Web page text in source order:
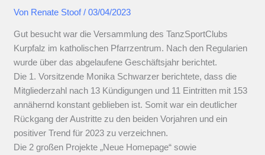
Von Renate Stoof/03/04/2023
Gut besucht war die Versammlung des TanzSportClubs
Kurpfalz im katholischen Pfarrzentrum. Nach den Regularien
wurde über das abgelaufene Geschäftsjahr berichtet.
Die 1. Vorsitzende Monika Schwarzer berichtete, dass die
Mitgliederzahl nach 13 Kündigungen und 11 Eintritten mit 153
annähernd konstant geblieben ist. Somit war ein deutlicher
Rückgang der Austritte zu den beiden Vorjahren und ein
positiver Trend für 2023 zu verzeichnen.
Die 2 großen Projekte „Neue Homepage“ sowie